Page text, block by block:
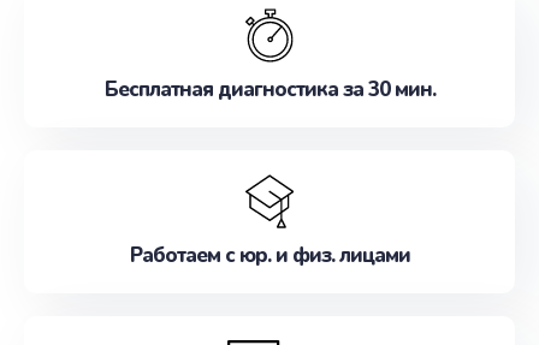
наилучшим образом. Не медлите записаться на
Бесплатная диагностика за 30 мин.
Работаем с юр. и физ. лицами